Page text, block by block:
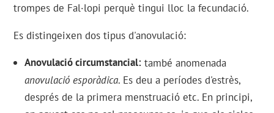
trompes de Fal·lopi perquè tingui lloc la fecundació.
Es distingeixen dos tipus d'anovulació:
Anovulació circumstancial també anomenada
anovulació esporàdica. Es deu a períodes d'estrès,
després de la primera menstruació etc. En principi,